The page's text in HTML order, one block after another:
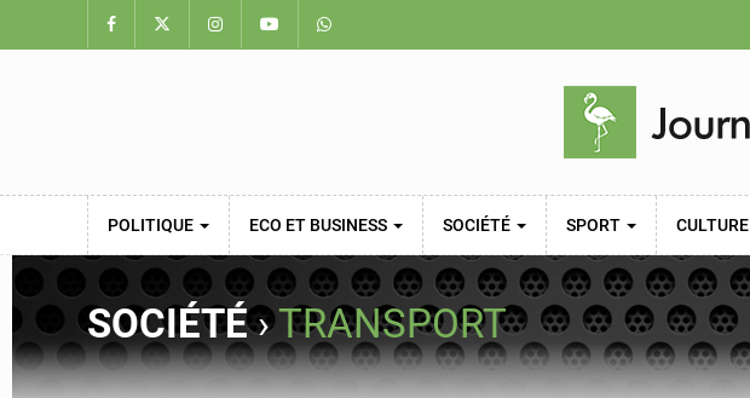
POLITIQUE ECO ET BUSINESS SOCIÉTÉ SPORT CULTURE
SOCIÉTÉ›TRANSPORT